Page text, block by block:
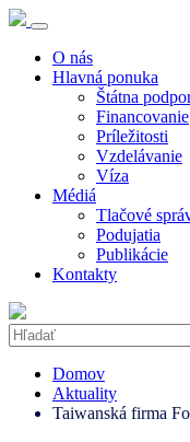
O nás
Hlavná ponuka
Štátna
Financovanie
Príležitosti
Vzdelávanie
Víza
Médiá
Tlačové
Podujatia
Publikácie
Kontakty
Domov
Aktuality
Taiwanská firma